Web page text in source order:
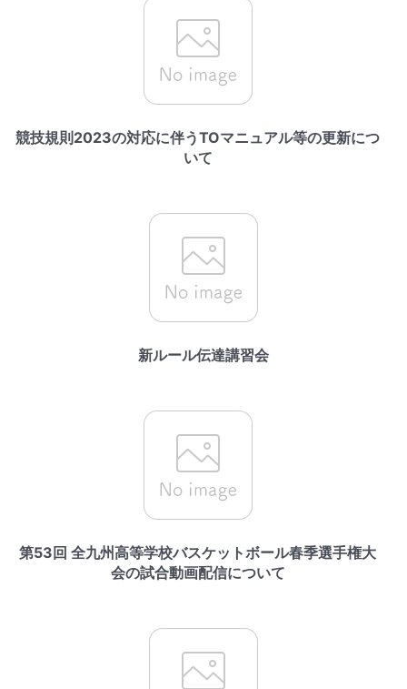
競技規則2023の対応に伴うTOマニュアル等の更新につ
いて
新ルール伝達講習会
第53回 全九州高等学校バスケットボール春季選手権大
会の試合動画配信について